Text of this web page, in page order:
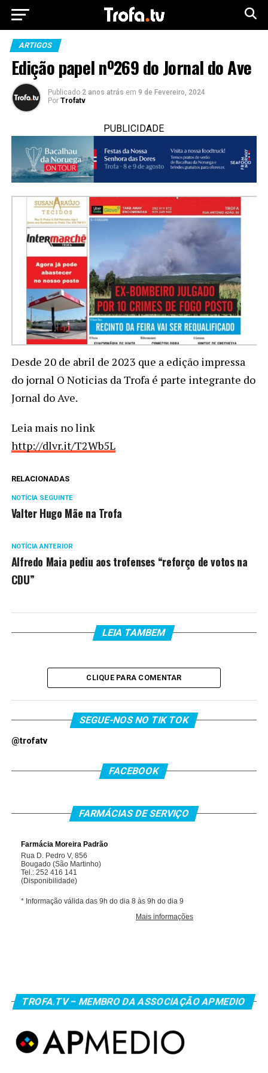
ARTIGOS
Edição papel nº269 do Jornal do Ave
Publicado 2 anos atrás em 9 de Fevereiro, 2024
Por Trofatv
PUBLICIDADE
Desde 20 de abril de 2023 que a edição impressa
do jornal O Noticias da Trofa é parte integrante do
Jornal do Ave.
Leia mais no link
http://dlvr.it/T2Wb5L
RELACIONADAS
NOTÍCIA SEGUINTE
Valter Hugo Mãe na Trofa
NOTÍCIA ANTERIOR
Alfredo Maia pediu aos trofenses “reforço de votos na
CDU”
LEIA TAMBEM
CLIQUE PARA COMENTAR
SEGUE-NOS NO TIK TOK
@trofatv
FACEBOOK
FARMÁCIAS DE SERVIÇO
TROFA.TV – MEMBRO DA ASSOCIAÇÃO APMEDIO